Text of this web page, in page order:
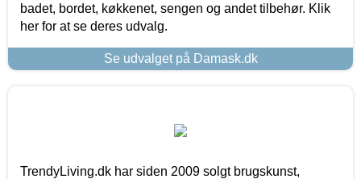
badet, bordet, køkkenet, sengen og andet tilbehør. Klik
her for at se deres udvalg.
Se udvalget på Damask.dk
TrendyLiving.dk har siden 2009 solgt brugskunst,